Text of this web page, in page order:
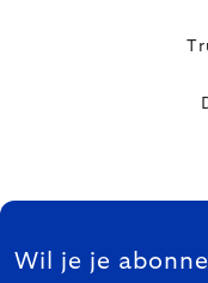
FOOTER
Wil je je